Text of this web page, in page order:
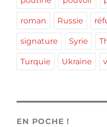
roman Russie
signature Syrie
Turquie Ukraine
EN POCHE !